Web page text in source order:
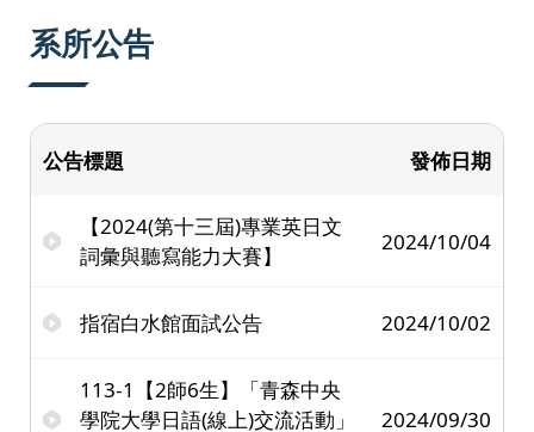
系所公告
公告標題 發佈日期
【2024(第十三屆)專業英日文
詞彙與聽寫能力大賽】
2024/10/04
指宿白水館面試公告 2024/10/02
113-1【2師6生】「青森中央
學院大學日語(線上)交流活動」
2024/09/30